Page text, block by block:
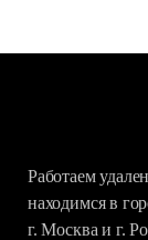
Работаем
находимся в
г. Москва и г.